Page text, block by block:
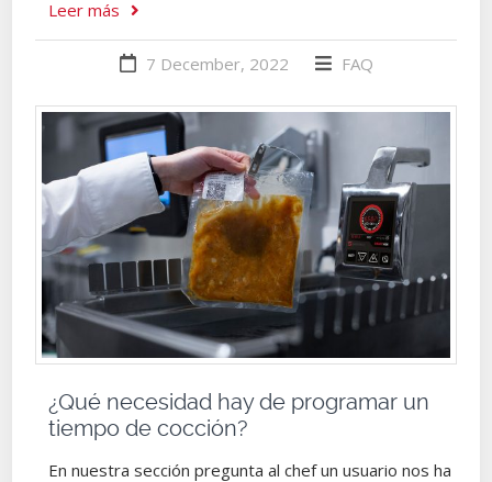
Leer más
7 December, 2022 FAQ
¿Qué necesidad hay de programar un
tiempo de cocción?
En nuestra sección pregunta al chef un usuario nos ha